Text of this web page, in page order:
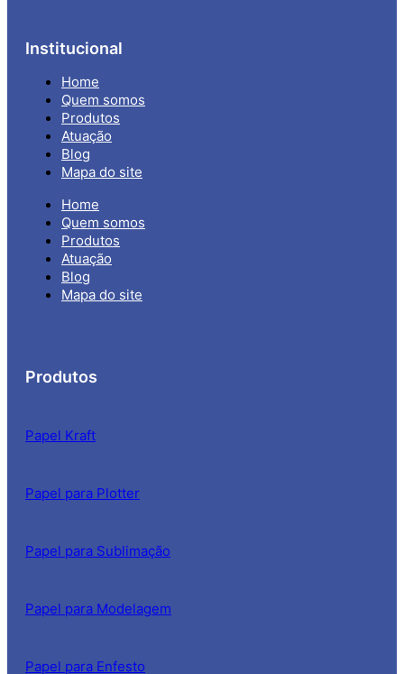
Institucional
Home
Quem somos
Produtos
Atuação
Blog
Mapa do site
Home
Quem somos
Produtos
Atuação
Blog
Mapa do site
Produtos
Papel Kraft
Papel para Plotter
Papel para Sublimação
Papel para Modelagem
Papel para Enfesto